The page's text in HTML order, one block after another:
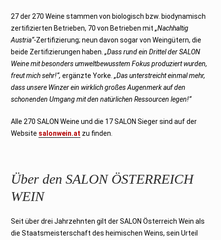
27 der 270 Weine stammen von biologisch bzw. biodynamisch
zertifizierten Betrieben, 70 von Betrieben mit„Nachhaltig
Austria“-Zertifizierung; neun davon sogar von Weingütern, die
beide Zertifizierungen haben.„Dass rund ein Drittel der SALON
Weine mit besonders umweltbewusstem Fokus produziert wurden,
freut mich sehr!“, ergänzte Yorke.„Das unterstreicht einmal mehr,
dass unsere Winzer ein wirklich großes Augenmerk auf den
schonenden Umgang mit den natürlichen Ressourcen legen!“
Alle 270 SALON Weine und die 17 SALON Sieger sind auf der
Website salonwein.at zu finden.
Über den SALON ÖSTERREICH
WEIN
Seit über drei Jahrzehnten gilt der SALON Österreich Wein als
die Staatsmeisterschaft des heimischen Weins, sein Urteil